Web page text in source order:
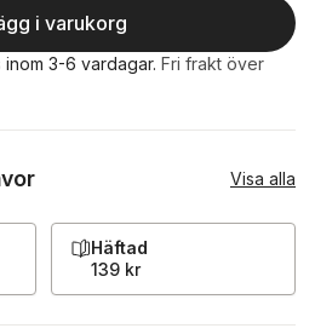
i varukorg
inom 3-6 vardagar. Fri frakt över
Visa alla
Häftad
139 kr